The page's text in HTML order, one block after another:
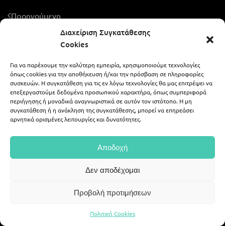
Διαχείριση Συγκατάθεσης
Cookies
Για να παρέχουμε την καλύτερη εμπειρία, χρησιμοποιούμε τεχνολογίες
όπως cookies για την αποθήκευση ή/και την πρόσβαση σε πληροφορίες
συσκευών. Η συγκατάθεση για τις εν λόγω τεχνολογίες θα μας επιτρέψει να
επεξεργαστούμε δεδομένα προσωπικού χαρακτήρα, όπως συμπεριφορά
περιήγησης ή μοναδικά αναγνωριστικά σε αυτόν τον ιστότοπο. Η μη
συγκατάθεση ή η ανάκληση της συγκατάθεσης, μπορεί να επηρεάσει
αρνητικά ορισμένες λειτουργίες και δυνατότητες.
Αποδοχή
Δεν αποδέχομαι
Προβολή προτιμήσεων
Πολιτική Cookies
Προηγούμενη
ALEXIS ZAFEIRAKIS - LIKE A WEDDING
694 59 07 378 alex.zaf@gmail.com
Web DeisgnWeb Builders